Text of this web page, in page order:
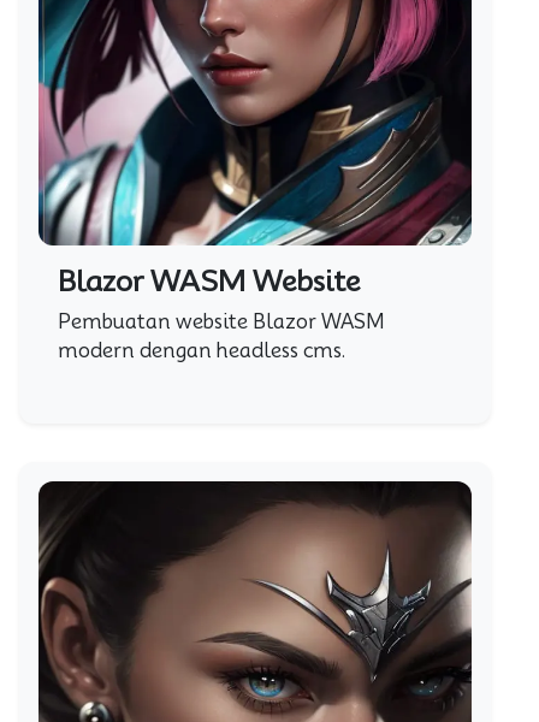
Blazor WASM Website
Pembuatan website Blazor WASM
modern dengan headless cms.